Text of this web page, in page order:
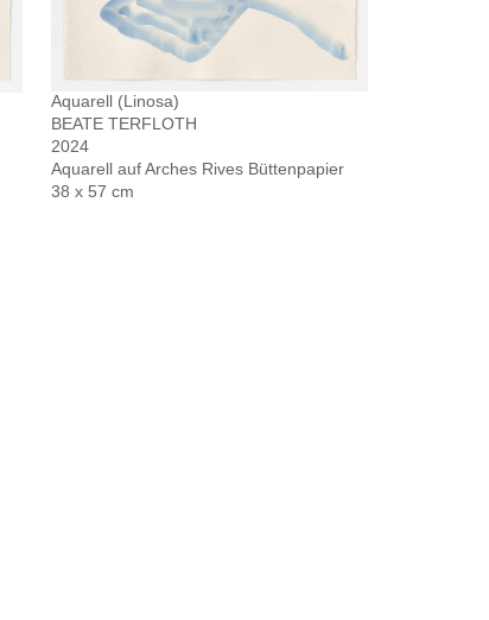
Aquarell (Linosa)
BEATE TERFLOTH
2024
Aquarell auf Arches Rives Büttenpapier
38 x 57 cm